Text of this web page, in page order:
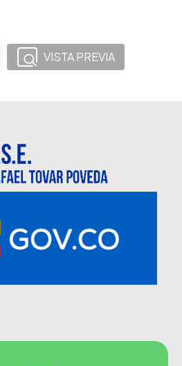
VISTA PREVIA